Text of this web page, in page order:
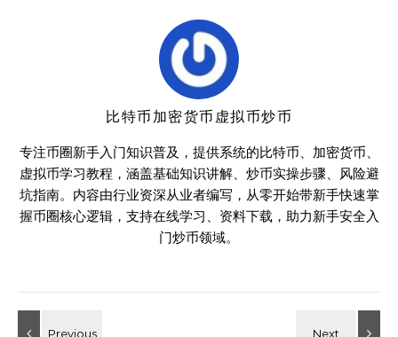
比特币加密货币虚拟币炒币
专注币圈新手入门知识普及，提供系统的比特币、加密货币、
虚拟币学习教程，涵盖基础知识讲解、炒币实操步骤、风险避
坑指南。内容由行业资深从业者编写，从零开始带新手快速掌
握币圈核心逻辑，支持在线学习、资料下载，助力新手安全入
门炒币领域。